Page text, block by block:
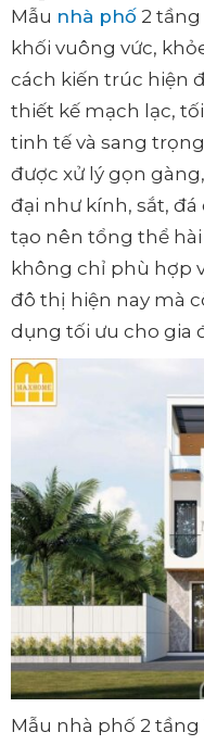
Mẫu nhà phố 2
khối vuông vức,
cách kiến trúc hiện
thiết kế mạch lạc,
tinh tế và sang
được xử lý gọn
đại như kính, sắt,
tạo nên tổng thể
không chỉ phù hợp
đô thị hiện nay mà
dụng tối ưu cho gia
Mẫu nhà phố 2